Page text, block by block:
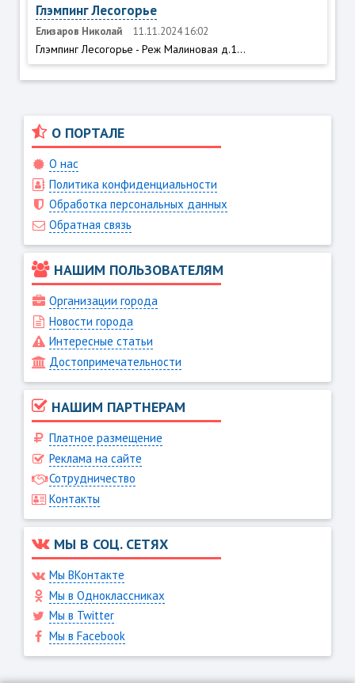
Глэмпинг Лесогорье
Елизаров Николай 11.11.2024 16:02
Глэмпинг Лесогорье - Реж Малиновая д.1...
О ПОРТАЛЕ
О нас
Политика конфиденциальности
Обработка персональных данных
Обратная связь
НАШИМ ПОЛЬЗОВАТЕЛЯМ
Организации города
Новости города
Интересные статьи
Достопримечательности
НАШИМ ПАРТНЕРАМ
Платное размещение
Реклама на сайте
Сотрудничество
Контакты
МЫ В СОЦ. СЕТЯХ
Мы ВКонтакте
Мы в Одноклассниках
Мы в Twitter
Мы в Facebook